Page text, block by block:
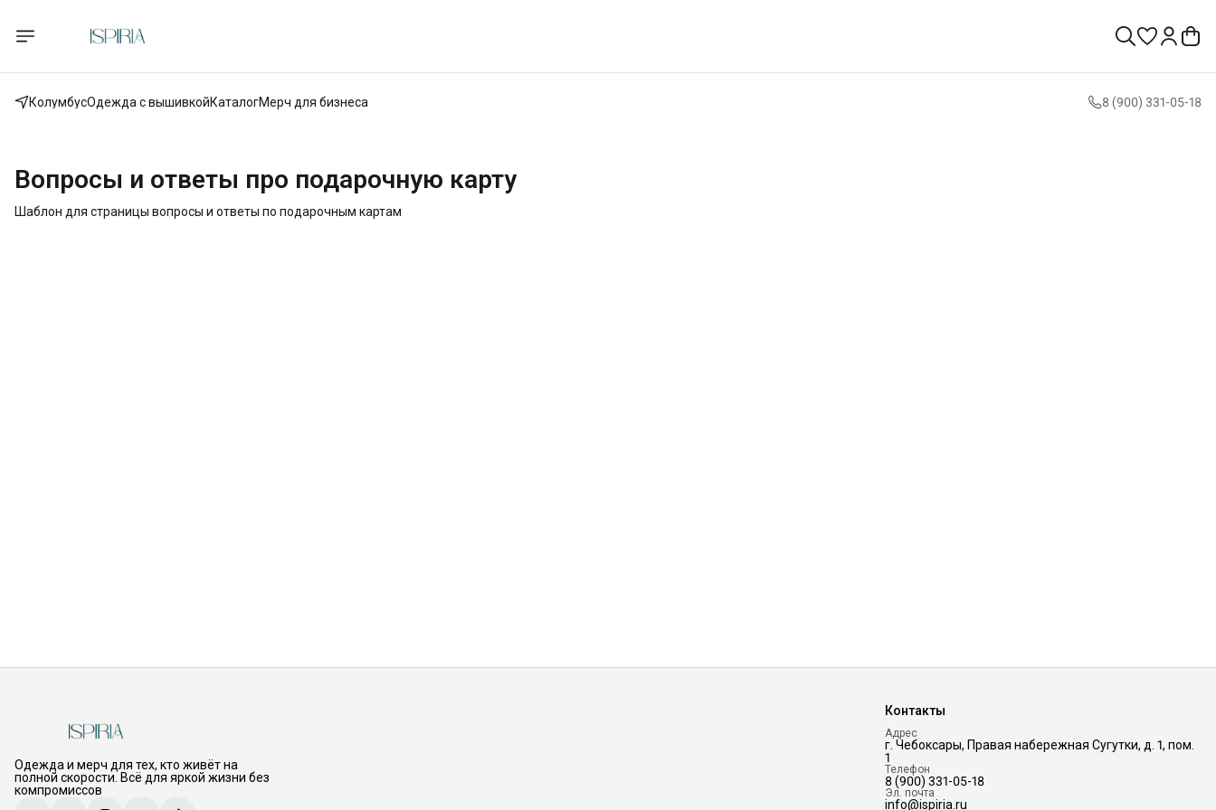
КолумбусОдежда с вышивкойКаталогМерч для бизнеса 8 (900) 331-05-18
Вопросы и ответы про подарочную карту
Шаблон для страницы вопросы и ответы по подарочным картам
Одежда и мерч для тех, кто живёт на
полной скорости. Всё для яркой жизни без
компромиссов
Контакты
Адрес
г. Чебоксары, Правая набережная Сугутки, д. 1, пом.
1
Телефон
8 (900) 331-05-18
Эл. почта
info@ispiria.ru